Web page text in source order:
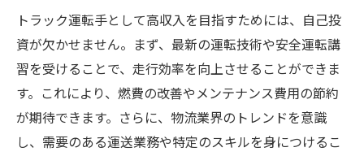
トラック運転手として高収入を目指すためには、自己投
資が欠かせません。まず、最新の運転技術や安全運転講
習を受けることで、走行効率を向上させることができま
す。これにより、燃費の改善やメンテナンス費用の節約
が期待できます。さらに、物流業界のトレンドを意識
し、需要のある運送業務や特定のスキルを身につけるこ